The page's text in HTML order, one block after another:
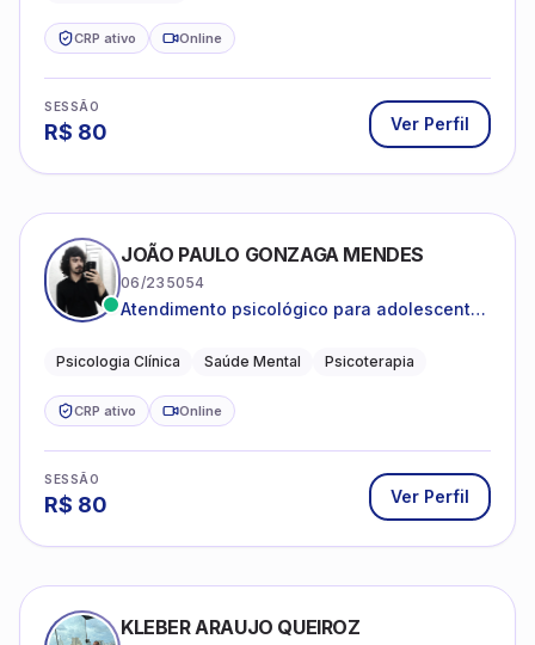
CRP ativo Online
SESSÃO
R$ 80 Ver Perfil
JOÃO PAULO GONZAGA MENDES
06/235054
Atendimento psicológico para adolescentes
depressão e autoestima.
Psicologia Clínica Saúde Mental Psicoterapia
CRP ativo Online
SESSÃO
R$ 80 Ver Perfil
KLEBER ARAUJO QUEIROZ